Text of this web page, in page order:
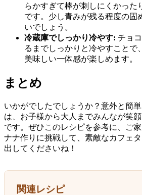
らかすぎて棒が刺しにくかった
です。少し青みが残る程度の固
いでしょう。
冷蔵庫でしっかり冷やす: チョ
るまでしっかりと冷やすことで
美味しい一体感が楽しめます。
まとめ
いかがでしたでしょうか？意外と簡
は、お子様から大人までみんなが笑
です。ぜひこのレシピを参考に、ご
ナナ作りに挑戦して、素敵なカフェ
出してくださいね！
関連レシピ